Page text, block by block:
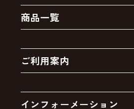
商品一覧
クーポン
卸販売・大量注文
ご利用案内
インフォーメーション